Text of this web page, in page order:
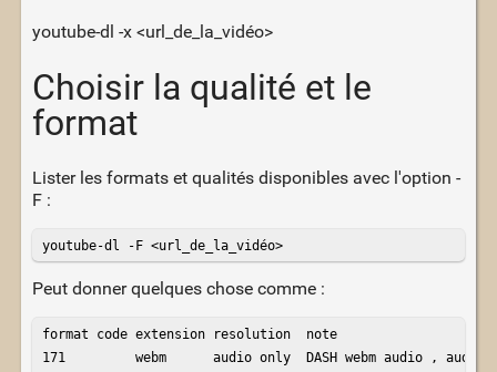
youtube-dl -x <url_de_la_vidéo>
Choisir la qualité et le
format
Lister les formats et qualités disponibles avec l'option -
F :
youtube-dl -F <url_de_la_vidéo>
Peut donner quelques chose comme :
format code extension resolution  note
171         webm      audio only  DASH webm audio ,